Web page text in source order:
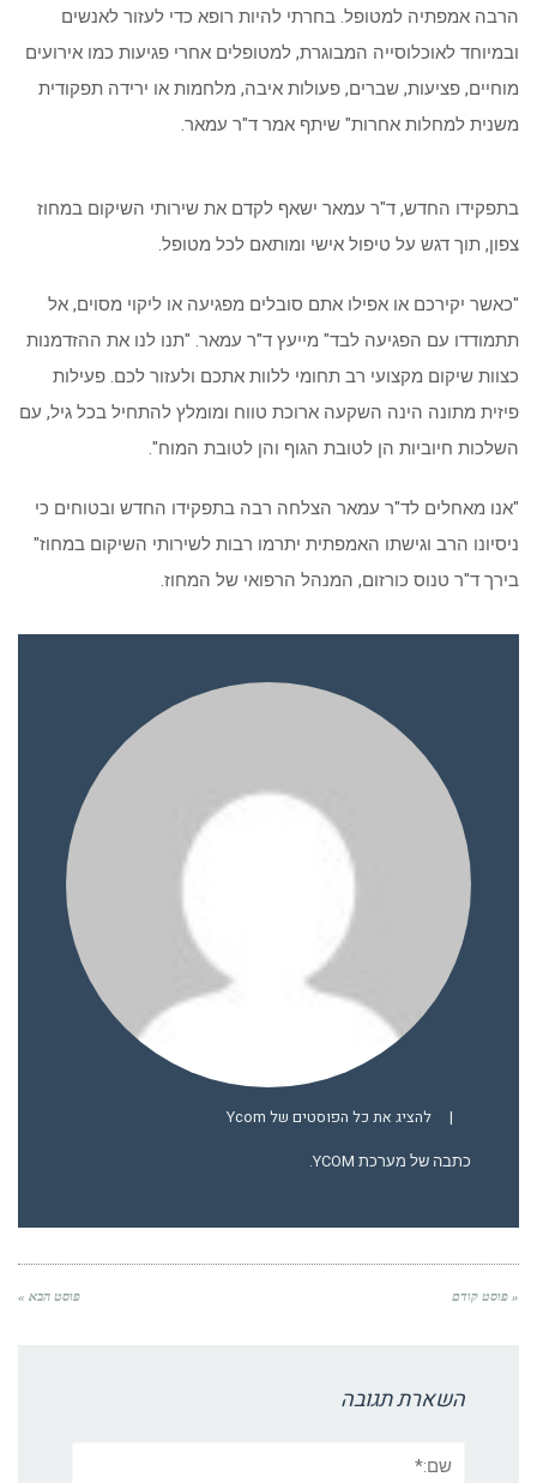
הרבה אמפתיה למטופל. בחרתי להיות רופא כדי לעזור לאנשים
ובמיוחד לאוכלוסייה המבוגרת, למטופלים אחרי פגיעות כמו אירועים
מוחיים, פציעות, שברים, פעולות איבה, מלחמות או ירידה תפקודית
משנית למחלות אחרות" שיתף אמר ד"ר עמאר.
בתפקידו החדש, ד"ר עמאר ישאף לקדם את שירותי השיקום במחוז
צפון, תוך דגש על טיפול אישי ומותאם לכל מטופל.
"כאשר יקירכם או אפילו אתם סובלים מפגיעה או ליקוי מסוים, אל
תתמודדו עם הפגיעה לבד" מייעץ ד"ר עמאר. "תנו לנו את ההזדמנות
כצוות שיקום מקצועי רב תחומי ללוות אתכם ולעזור לכם. פעילות
פיזית מתונה הינה השקעה ארוכת טווח ומומלץ להתחיל בכל גיל, עם
השלכות חיוביות הן לטובת הגוף והן לטובת המוח".
"אנו מאחלים לד"ר עמאר הצלחה רבה בתפקידו החדש ובטוחים כי
ניסיונו הרב וגישתו האמפתית יתרמו רבות לשירותי השיקום במחוז"
בירך ד"ר טנוס כורזום, המנהל הרפואי של המחוז.
| להציג את כל הפוסטים של Ycom
כתבה של מערכת YCOM.
« פוסט קודם פוסט הבא »
השארת תגובה